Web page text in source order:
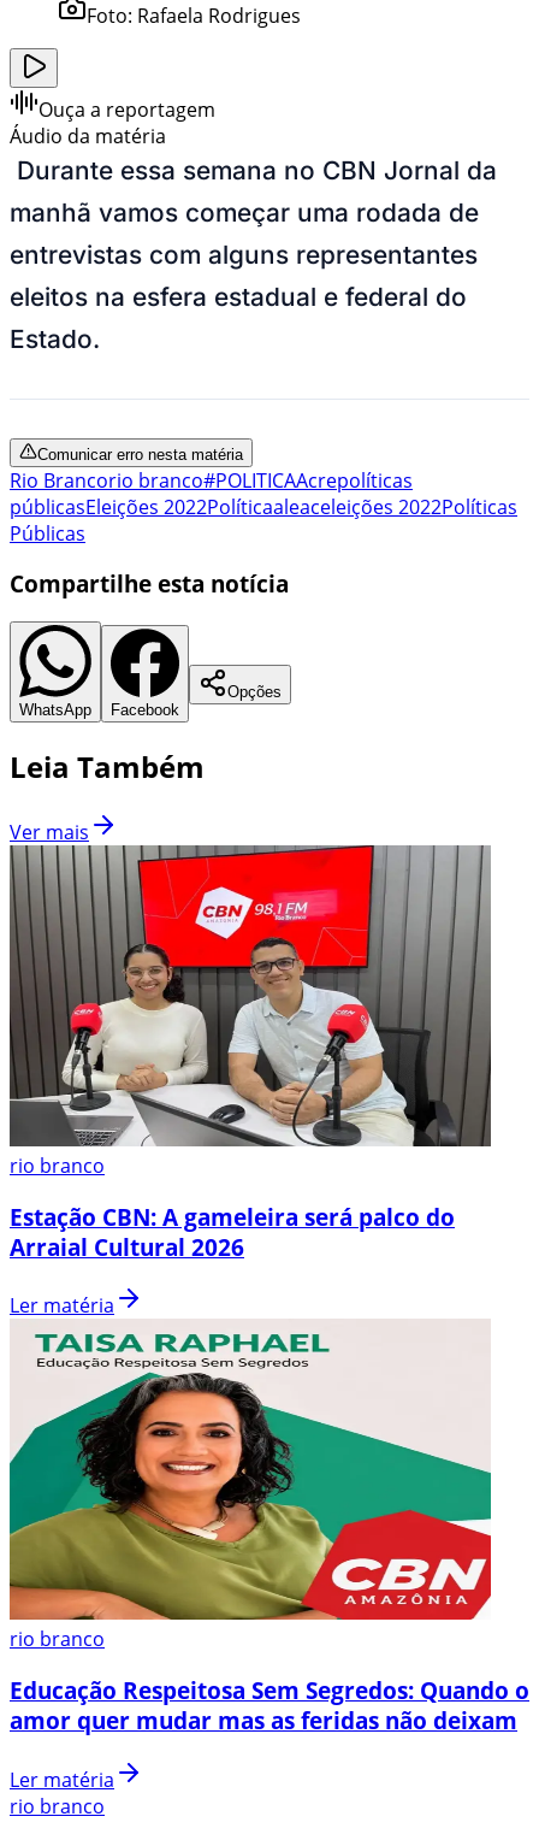
Foto: Rafaela Rodrigues
Ouça a reportagem
Áudio da matéria
Durante essa semana no CBN Jornal da
manhã vamos começar uma rodada de
entrevistas com alguns representantes
eleitos na esfera estadual e federal do
Estado.
Comunicar erro nesta matéria
Rio Brancorio branco#POLITICAAcrepolíticas
públicasEleições 2022Políticaaleaceleições 2022Políticas
Públicas
Compartilhe esta notícia
WhatsApp Facebook
Opções
Leia Também
Ver mais
rio branco
Estação CBN: A gameleira será palco do
Arraial Cultural 2026
Ler matéria
rio branco
Educação Respeitosa Sem Segredos: Quando o
amor quer mudar mas as feridas não deixam
Ler matéria
rio branco